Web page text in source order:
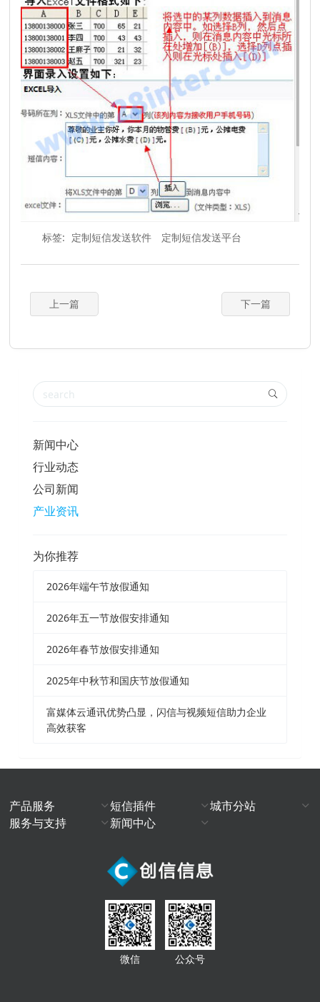
标签: 定制短信发送软件 定制短信发送平台
上一篇 下一篇
新闻中心
行业动态
公司新闻
产业资讯
为你推荐
2026年端午节放假通知
2026年五一节放假安排通知
2026年春节放假安排通知
2025年中秋节和国庆节放假通知
富媒体云通讯优势凸显，闪信与视频短信助力企业
高效获客
产品服务 短信插件
城市分站
服务与支持
新闻中心
微信 公众号